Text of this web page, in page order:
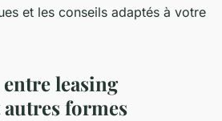
et les conseils adaptés à votre
leasing
formes